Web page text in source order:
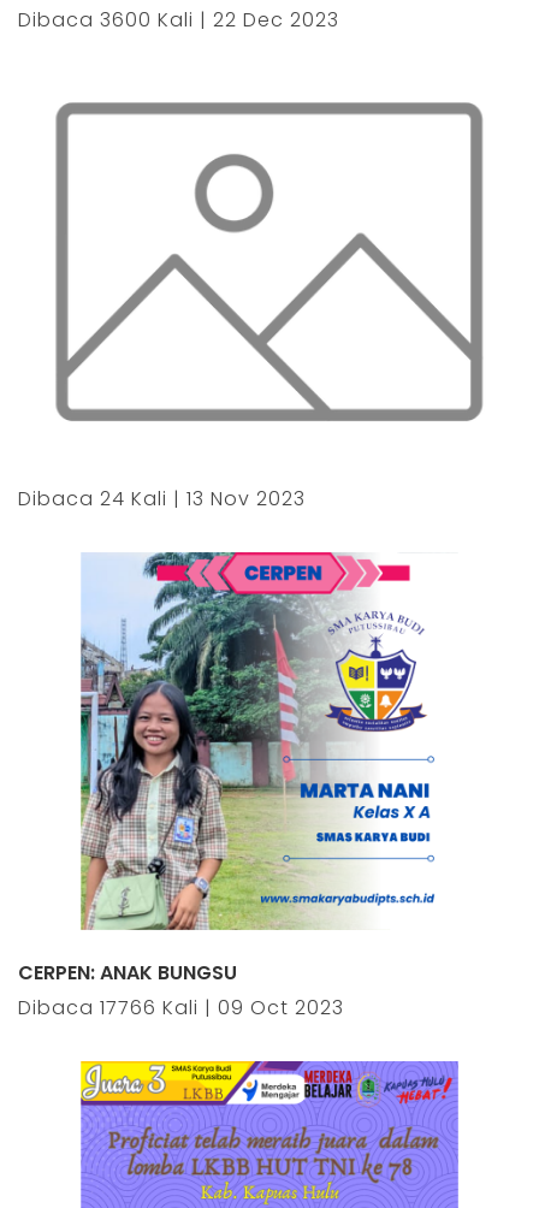
Dibaca 3600 Kali | 22 Dec 2023
Dibaca 24 Kali | 13 Nov 2023
CERPEN: ANAK BUNGSU
Dibaca 17766 Kali | 09 Oct 2023